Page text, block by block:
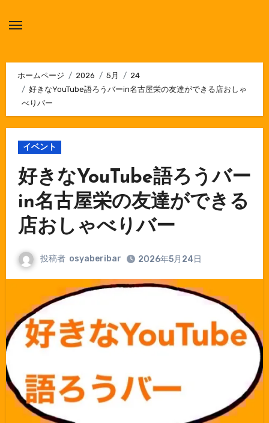
ホームページ 2026 5月
24
好きなYouTube語ろうバーin名古屋栄の友達ができる店おしゃ
べりバー
イベント
好きなYouTube語ろうバー
in名古屋栄の友達ができる
店おしゃべりバー
投稿者 osyaberibar 2026年5月24日